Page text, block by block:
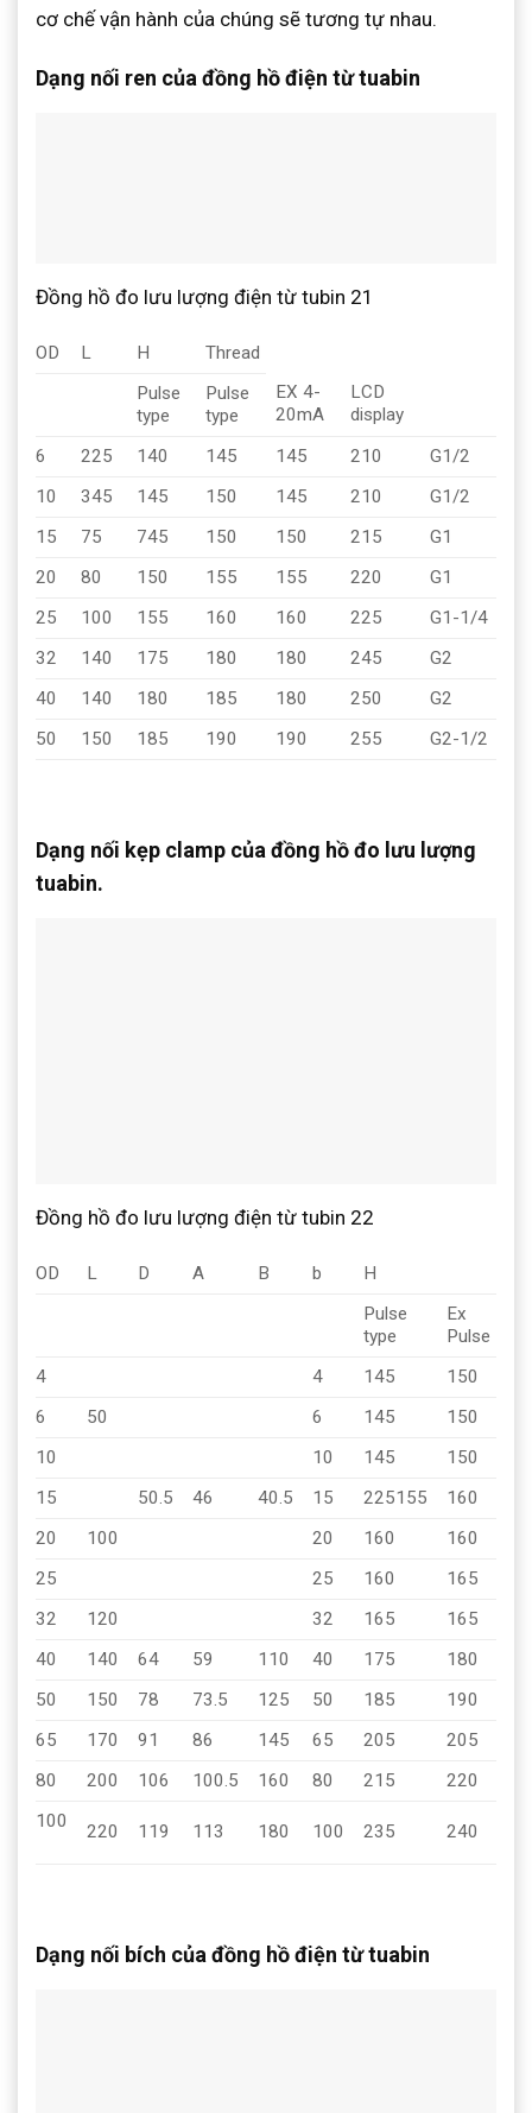
cơ chế vận hành của chúng sẽ tương tự nhau.
Dạng nối ren của đồng hồ điện từ tuabin
Đồng hồ đo lưu lượng điện từ tubin 21
OD L H
Thread
Pulse
type
Pulse
type
EX 4-
20mA
LCD
display
6
225 140 145 145 210
G1/2
10
345 145 150 145 210
G1/2
15
75 745 150 150 215
G1
20
80 150 155 155 220
G1
25
100 155 160 160 225
G1-1/4
32
140 175 180 180 245
G2
40
140 180 185 180 250
G2
50
150 185 190 190 255 G2-1/2
Dạng nối kẹp clamp của đồng hồ đo lưu lượng
tuabin.
Đồng hồ đo lưu lượng điện từ tubin 22
OD L D A B b
H
Pulse
type
Ex
Pulse
4
4 145 150
6
50 6 145 150
10
10 145 150
15
50.5 46 40.5 15 225155 160
20
100 20 160 160
25
25 160 165
32
120 32 165 165
40
140 64 59 110 40 175 180
50
150 78 73.5 125 50 185 190
65
170 91 86 145 65 205 205
80
200 106 100.5 160 80 215 220
100
220 119 113 180 100 235 240
Dạng nối bích của đồng hồ điện từ tuabin